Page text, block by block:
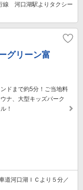
線 河口湖駅よりタクシー
グリーン富
ドまで約5分！ご当地料
ナ、大型キッズパーク
！
道河口湖ＩＣより５分／